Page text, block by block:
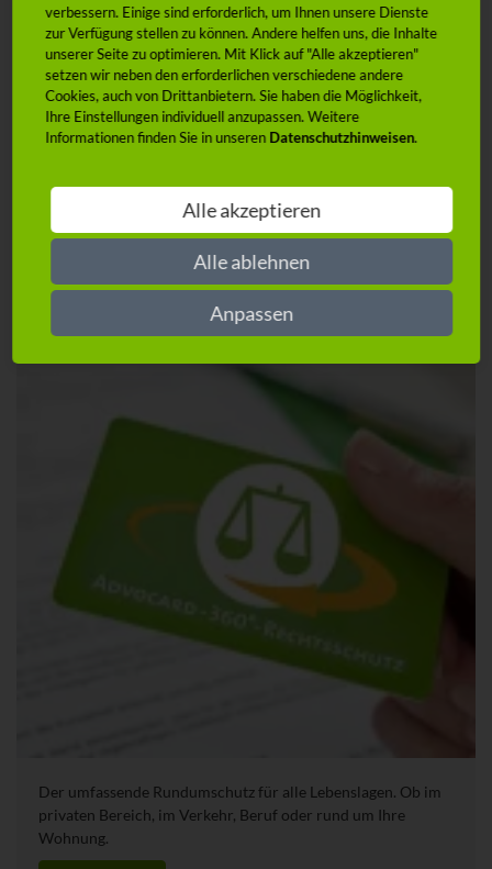
alle berechtigten Fahrer und Insassen
*gilt für den Familientarif
Der Verkehrs-Rechtsschutz von ADVOCARD ist immer eine gute
Wahl! Ob in Kombination mit dem Privat-Rechtsschutz oder als
Modul im ADVOCARD-360°-PRIVAT: Optimal abgesichert zu sein
Der umfassende Rundumschutz für alle Lebenslagen. Ob im
privaten Bereich, im Verkehr, Beruf oder rund um Ihre
Wohnung.
verbessern. Einige sind erforderlich, um Ihnen unsere Dienste
zur Verfügung stellen zu können. Andere helfen uns, die Inhalte
unserer Seite zu optimieren. Mit Klick auf "Alle akzeptieren"
setzen wir neben den erforderlichen verschiedene andere
Cookies, auch von Drittanbietern. Sie haben die Möglichkeit,
Ihre Einstellungen individuell anzupassen. Weitere
Informationen finden Sie in unseren Datenschutzhinweisen.
Alle akzeptieren
Alle ablehnen
Anpassen